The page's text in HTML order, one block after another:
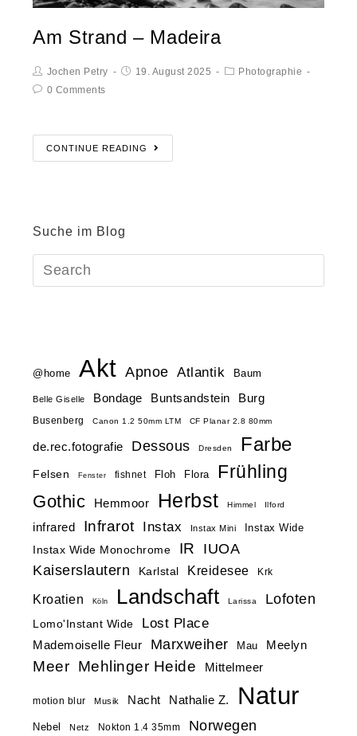
Am Strand – Madeira
Jochen Petry 19. August 2025
Photographie
0 Comments
CONTINUE READING
Suche im Blog
@home Akt Apnoe Atlantik Baum
Belle Giselle Bondage Buntsandstein Burg
Busenberg Canon 1.2 50mm LTM CF Planar 2.8 80mm
de.rec.fotografie Dessous Dresden Farbe
Felsen Fenster fishnet Floh Flora Frühling
Gothic Hemmoor Herbst Himmel Ilford
infrared Infrarot Instax Instax Mini
Instax Wide
Instax Wide Monochrome
IR
IUOA
Kaiserslautern
Karlstal Kreidesee Krk
Kroatien Köln Landschaft Larissa Lofoten
Lomo'Instant Wide Lost Place
Mademoiselle Fleur Marxweiher Mau Meelyn
Meer Mehlinger Heide Mittelmeer
motion blur Musik Nacht Nathalie Z. Natur
Nebel Netz Nokton 1.4 35mm Norwegen